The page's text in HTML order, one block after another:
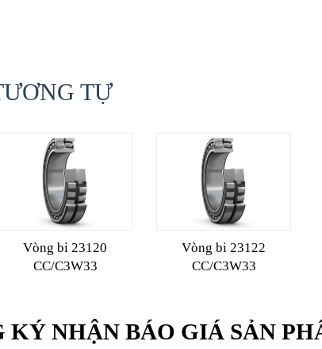
TỰ
Vòng bi 23120
CC/C3W33
Vòng bi 23122
CC/C3W33
KÝ NHẬN BÁO GIÁ SẢN